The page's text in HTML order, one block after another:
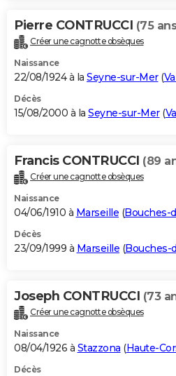
Pierre CONTRUCCI (75
Créer une cagnotte obsèques
Naissance
22/08/1924 à la Seyne-sur-Mer(
Décès
15/08/2000 à la Seyne-sur-Mer(
Francis CONTRUCCI (89
Créer une cagnotte obsèques
Naissance
04/06/1910 à Marseille (Bouches-
Décès
23/09/1999 à Marseille (Bouches-
Joseph CONTRUCCI (73
Créer une cagnotte obsèques
Naissance
08/04/1926 à Stazzona (Haute-
Décès